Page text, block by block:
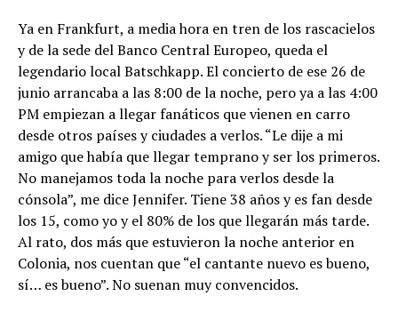
Ya en Frankfurt, a media hora en tren de los rascacielos
y de la sede del Banco Central Europeo, queda el
legendario local Batschkapp. El concierto de ese 26 de
junio arrancaba a las 8:00 de la noche, pero ya a las 4:00
PM empiezan a llegar fanáticos que vienen en carro
desde otros países y ciudades a verlos. “Le dije a mi
amigo que había que llegar temprano y ser los primeros.
No manejamos toda la noche para verlos desde la
cónsola”, me dice Jennifer. Tiene 38 años y es fan desde
los 15, como yo y el 80% de los que llegarán más tarde.
Al rato, dos más que estuvieron la noche anterior en
Colonia, nos cuentan que “el cantante nuevo es bueno,
sí… es bueno”. No suenan muy convencidos.